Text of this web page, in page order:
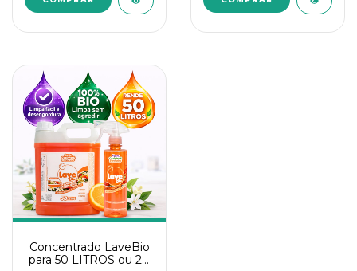
Concentrado LaveBio
para 50 LITROS ou 20